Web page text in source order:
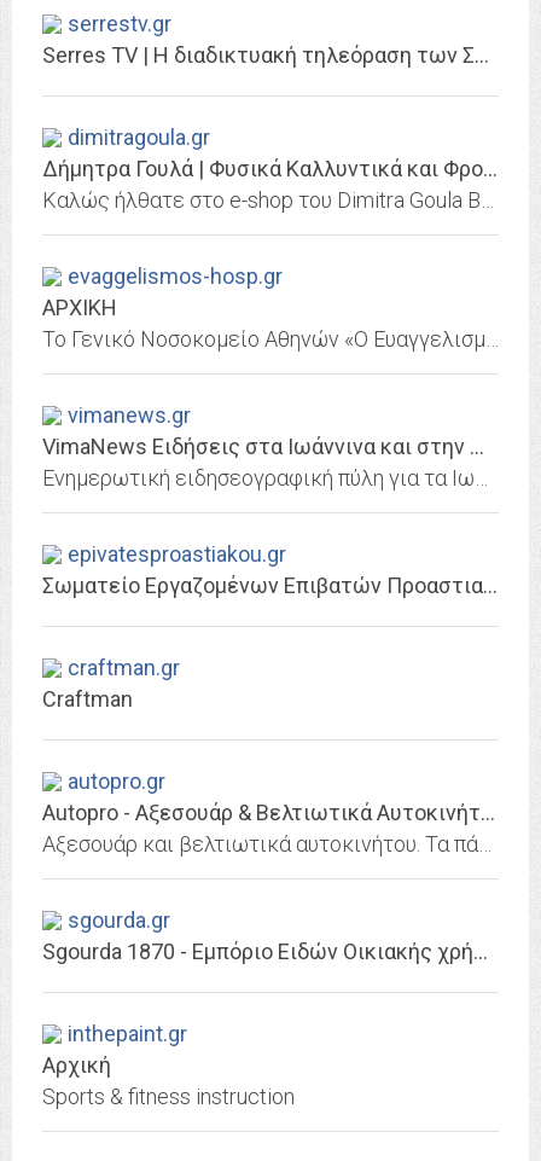
serrestv.gr
Serres TV | Η διαδικτυακή τηλεόραση των Σερρών
dimitragoula.gr
Δήμητρα Γουλά | Φυσικά Καλλυντικά και Φροντίδα Ομορφιάς
evaggelismos-hosp.gr
ΑΡΧΙΚΗ
vimanews.gr
VimaNews Ειδήσεις στα Ιωάννινα και στην Ήπειρο
epivatesproastiakou.gr
Σωματείο Εργαζομένων Επιβατών Προαστιακού
craftman.gr
Craftman
autopro.gr
Autopro - Αξεσουάρ & Βελτιωτικά Αυτοκινήτου
sgourda.gr
Sgourda 1870 - Εμπόριο Ειδών Οικιακής χρήσης
inthepaint.gr
Αρχική
Sports & fitness instruction